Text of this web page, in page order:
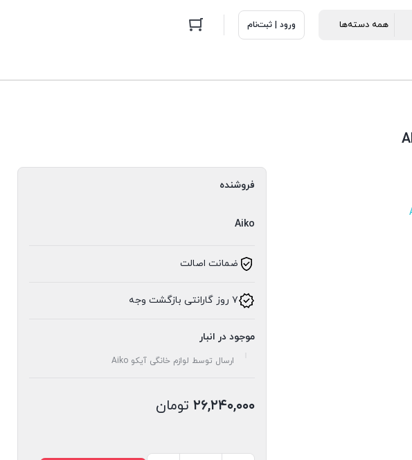
ورود | ثبت‌نام
فروشنده
Aiko
ضمانت اصالت
۷ روز گارانتی بازگشت وجه
موجود در انبار
ارسال توسط لوازم خانگی آیکو Aiko
۲۶,۲۴۰,۰۰۰ تومان